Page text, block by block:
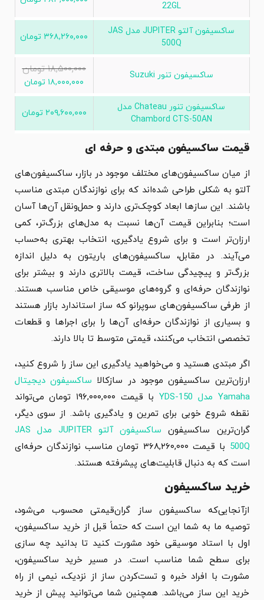
22GL
ساکسیفون آلتو JUPITER مدل JAS
500Q
۳۶۸,۲۶۰,۰۰۰ تومان
ساکسیفون تنور Suzuki ۱۸,۵۰۰,۰۰۰ تومان
۱۸,۰۰۰,۰۰۰ تومان
ساکسیفون تنور Chateau مدل
Chambord CTS-50AN
۲۰۹,۶۰۰,۰۰۰ تومان
قیمت ساکسیفون مبتدی و حرفه ای
از میان ساکسیفون‌های مختلف موجود در بازار، ساکسیفون‌های
آلتو به شکلی طراحی شده‌اند که برای نوازندگان مبتدی مناسب
باشند. این سازها ابعاد کوچک‌تری دارند و حمل‌ونقل آن‌ها آسان
است؛ بنابراین قیمت آن‌ها نسبت به مدل‌های بزرگ‌تر، کمی
ارزان‌تر است و برای شروع یادگیری، انتخاب بهتری به‌حساب
می‌آیند. در مقابل، ساکسیفون‌های باریتون به دلیل اندازه
بزرگ‌تر و پیچیدگی ساخت، قیمت بالاتری دارند و بیشتر برای
نوازندگان حرفه‌ای و گروه‌های موسیقی خاص مناسب هستند.
از طرفی ساکسیفون‌های سوپرانو که ساز استاندارد بازار هستند
و بسیاری از نوازندگان حرفه‌ای آن‌ها را برای اجراها و قطعات
تخصصی انتخاب می‌کنند، قیمتی متوسط تا بالا دارند.
اگر مبتدی هستید و می‌خواهید یادگیری این ساز را شروع کنید،
ارزان‌ترین ساکسیفون موجود در سازکالا ساکسیفون دیجیتال
Yamaha مدل YDS-150
با قیمت ۱۹۶,۰۰۰,۰۰۰ تومانمی‌تواند
نقطه شروع خوبی برای تمرین و یادگیری باشد. از سوی دیگر،
گران‌ترین ساکسیفون
ساکسیفون آلتو JUPITER مدل JAS
500Q با قیمت ۳۶۸,۲۶۰,۰۰۰ تومانمناسب نوازندگان حرفه‌ای
است که به دنبال قابلیت‌های پیشرفته هستند.
خرید ساکسیفون
ازآنجایی‌که ساکسیفون ساز گران‌قیمتی محسوب می‌شود،
توصیه ما به شما این است که حتماً قبل از خرید ساکسیفون،
اول با استاد موسیقی خود مشورت کنید تا بدانید چه سازی
برای سطح شما مناسب است. در مسیر خرید ساکسیفون،
مشورت با افراد خبره و تست‌کردن ساز از نزدیک، نیمی از راه
خرید این ساز می‌باشد. همچنین شما می‌توانید پیش از خرید